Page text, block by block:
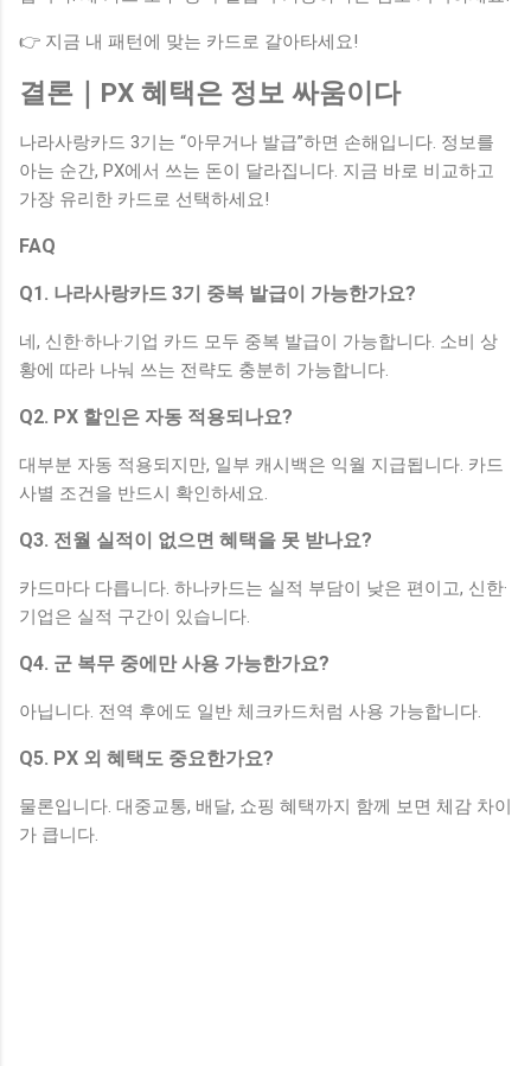
👉 지금 내 패턴에 맞는 카드로 갈아타세요!
결론｜PX 혜택은 정보 싸움이다
나라사랑카드 3기는 “아무거나 발급”하면 손해입니다. 정보를
아는 순간, PX에서 쓰는 돈이 달라집니다. 지금 바로 비교하고
가장 유리한 카드로 선택하세요!
FAQ
Q1. 나라사랑카드 3기 중복 발급이 가능한가요?
네, 신한·하나·기업 카드 모두 중복 발급이 가능합니다. 소비 상
황에 따라 나눠 쓰는 전략도 충분히 가능합니다.
Q2. PX 할인은 자동 적용되나요?
대부분 자동 적용되지만, 일부 캐시백은 익월 지급됩니다. 카드
사별 조건을 반드시 확인하세요.
Q3. 전월 실적이 없으면 혜택을 못 받나요?
카드마다 다릅니다. 하나카드는 실적 부담이 낮은 편이고, 신한·
기업은 실적 구간이 있습니다.
Q4. 군 복무 중에만 사용 가능한가요?
아닙니다. 전역 후에도 일반 체크카드처럼 사용 가능합니다.
Q5. PX 외 혜택도 중요한가요?
물론입니다. 대중교통, 배달, 쇼핑 혜택까지 함께 보면 체감 차이
가 큽니다.